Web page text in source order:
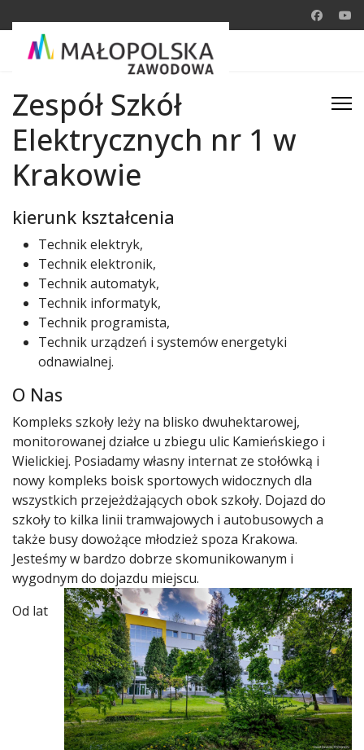
Zespół Szkół
Elektrycznych nr 1 w
Krakowie
kierunk kształcenia
Technik elektryk,
Technik elektronik,
Technik automatyk,
Technik informatyk,
Technik programista,
Technik urządzeń i systemów energetyki
odnawialnej.
O Nas
Kompleks szkoły leży na blisko dwuhektarowej,
monitorowanej działce u zbiegu ulic Kamieńskiego i
Wielickiej. Posiadamy własny internat ze stołówką i
nowy kompleks boisk sportowych widocznych dla
wszystkich przejeżdżających obok szkoły. Dojazd do
szkoły to kilka linii tramwajowych i autobusowych a
także busy dowożące młodzież spoza Krakowa.
Jesteśmy w bardzo dobrze skomunikowanym i
wygodnym do dojazdu miejscu.
Od lat